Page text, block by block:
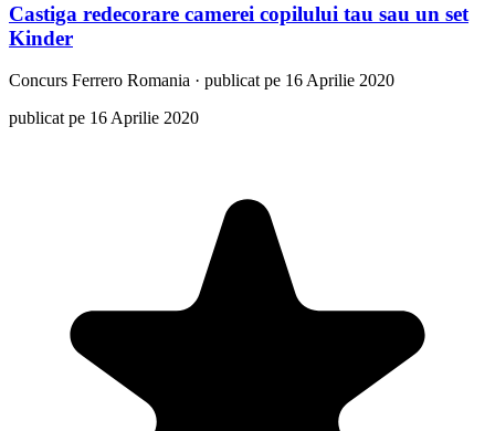
Castiga redecorare camerei copilului tau sau un set
Kinder
Concurs Ferrero Romania · publicat pe 16 Aprilie 2020
publicat pe 16 Aprilie 2020